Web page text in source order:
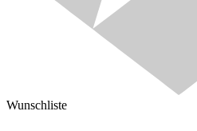
Wunschliste